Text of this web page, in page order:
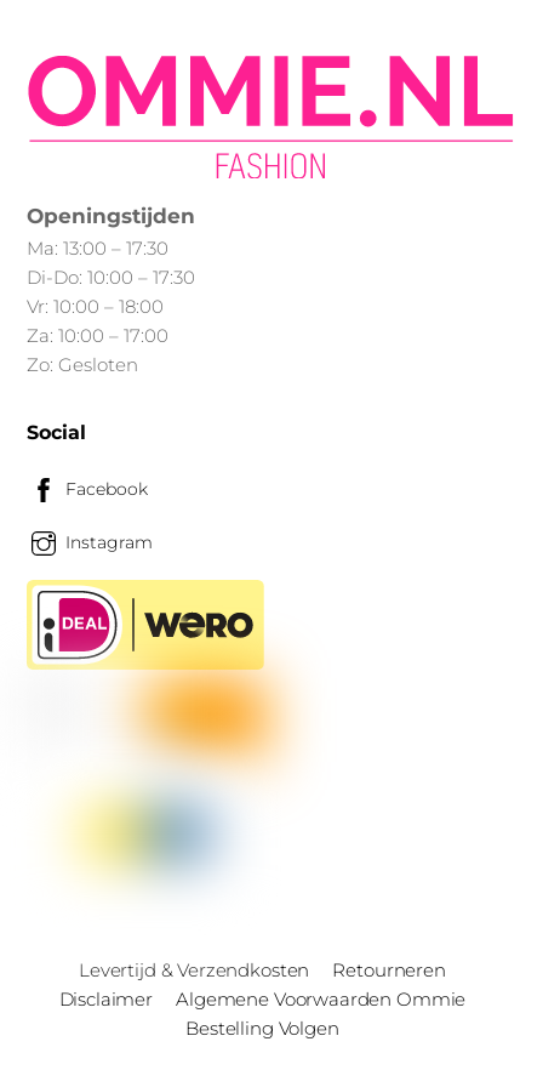
Openingstijden
Ma: 13:00 – 17:30
Di-Do: 10:00 – 17:30
Vr: 10:00 – 18:00
Za: 10:00 – 17:00
Zo: Gesloten
Social
Facebook
Instagram
Levertijd & Verzendkosten
Retourneren
Disclaimer
Algemene Voorwaarden Ommie
Bestelling Volgen